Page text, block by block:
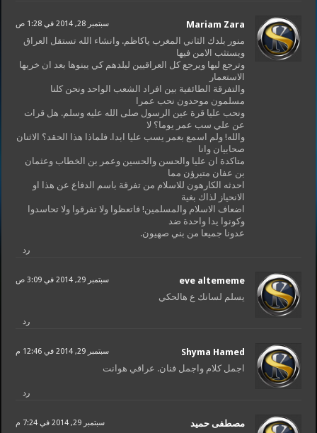
Mariam Zara سبتمبر 28, 2014 في 1:28 ص
منور بلدك الثاني المغرب ياكاظم. وانشاء الله تستقل العراق
ويستثب الامن فيها
وترجع ليها ويرجع كل العراقيين لبلدهم كي يبنوها بعد ان خربها
الاستعمار
والتفرقة الطائفية بين افراد الشعب الواحد ونحن كلنا
مسلمون موحدون نحب عمرا
ونحب عليا قرة عين الرسول صلى الله عليه وسلم. هل قرات
عن علي سب عمر يوما؟ لا
والله! ولم اسمع بعمر يسب عليا ابدا. فلماذا هذا الحقد؟ الاثنان
صحابيان وانا
متاكدة ان عليا والحسن والحسين وعمر بن الخطاب وعثمان
بن عفان متبرؤن مما
احدثه الكارهون للاسلام من تفرقة باسم الدفاع عن هذا او
الانحياز لذاك بغية
اضعاف الاسلام والمسلمين! فاتعظوا ولا تفرقوا ولا تحاسدوا
وكونوا يدا واحدة ضد
عدونا جميعا من بني صهيون.
رد
eve altememe سبتمبر 29, 2014 في 3:09 ص
يسلم لسانك ع هالحكي
رد
Shyma Hamed سبتمبر 29, 2014 في 12:46 م
اجمل كلام واجمل فنان. عراقي هوانت
رد
مصطفى حميد سبتمبر 29, 2014 في 7:24 م